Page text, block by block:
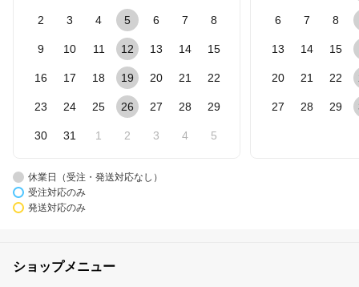
2 3 4 5 6 7 8
9 10 11 12 13 14 15
16 17 18 19 20 21 22
23 24 25 26 27 28 29
30 31 1 2 3 4 5
6 7 8
13 14 15
20 21 22
27 28 29
休業日（受注・発送対応なし）
受注対応のみ
発送対応のみ
ショップメニュー